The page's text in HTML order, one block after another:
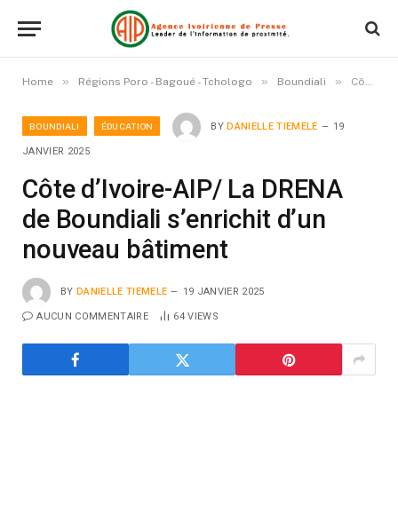
Home » Régions Poro - Bagoué - Tchologo » Boundiali » Côte d’Ivoire-AIP/ La DRENA de Boundiali s’enrichit d’un nouveau bâtiment
BOUNDIALI ÉDUCATION BY DANIELLE TIEMELE 19
JANVIER 2025
Côte d’Ivoire-AIP/ La DRENA
de Boundiali s’enrichit d’un
nouveau bâtiment
BY DANIELLE TIEMELE 19 JANVIER 2025
AUCUN COMMENTAIRE 64VIEWS